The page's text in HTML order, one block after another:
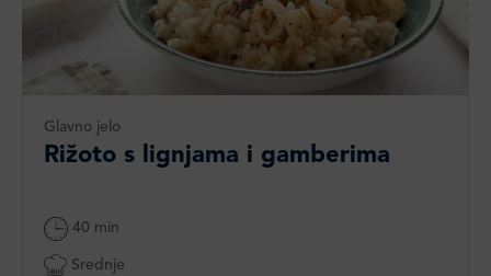
Glavno jelo
Rižoto s lignjama i gamberima
40 min
Srednje